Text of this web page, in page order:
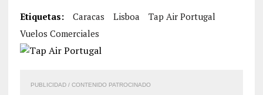
Etiquetas: Caracas Lisboa
Tap Air Portugal
Vuelos Comerciales
PUBLICIDAD / CONTENIDO PATROCINADO